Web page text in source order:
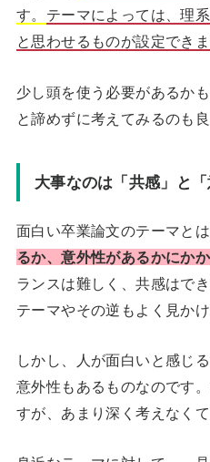
す。 テーマによっては、理
と思わせるものが設定できま
少し頭を使う必要があるか
と諦めずに考えてみるのも
大事なのは「共感」と「
面白い卒業論文のテーマとは
るか、意外性があるかにかか
ランスは難しく、共感はで
テーマやその逆もよく見かけ
しかし、人が面白いと感じ
意外性もあるものなのです
すが、あまり深く考えなくて